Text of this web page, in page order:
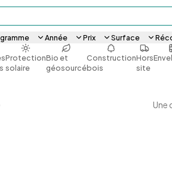
Année Prix Surface
Protection
solaire
Bio et
géosourcé
Construction
bois
Hors
site
Une